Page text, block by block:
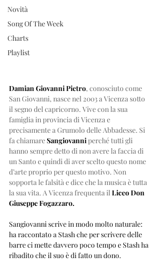
Novità
Song Of The Week
Charts
Playlist
Damian Giovanni Pietro, conosciuto come
San Giovanni, nasce nel 2003 a Vicenza sotto
il segno del capricorno. Vive con la sua
famiglia in provincia di Vicenza e
precisamente a Grumolo delle Abbadesse. Si
fa chiamare Sangiovanni perché tutti gli
hanno sempre detto di non avere la faccia di
un Santo e quindi di aver scelto questo nome
d’arte proprio per questo motivo. Non
sopporta le falsità e dice che la musica è tutta
la sua vita. A Vicenza frequenta il Liceo Don
Giuseppe Fogazzaro.
Sangiovanni scrive in modo molto naturale:
ha raccontato a Stash che per scrivere delle
barre ci mette davvero poco tempo e Stash ha
ribadito che il suo è di fatto un dono.